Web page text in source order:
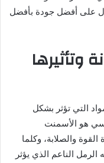
على أفضل جودة بأفضل
وتأثيرها
التي تؤثر بشكل
هو الأسمنت
والصلابة، وكلما
الناعم الذي يؤثر